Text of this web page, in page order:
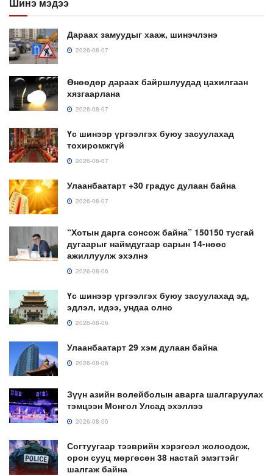
Шинэ мэдээ
Дараах замуудыг хааж, шинэчлэнэ
2026-08-07
Өнөөдөр дараах байршлуудад цахилгаан
хязгаарлана
2026-08-07
Үс шинээр үргээлгэх буюу засуулахад
тохиромжгүй
2026-08-07
Улаанбаатарт +30 градус дулаан байна
2026-08-07
“Хотын дарга сонсож байна” 150150 тусгай
дугаарыг наймдугаар сарын 14-нөөс
ажиллуулж эхэлнэ
2026-08-06
Үс шинээр үргээлгэх буюу засуулахад эд,
эдлэл, идээ, ундаа олно
2026-08-06
Улаанбаатарт 29 хэм дулаан байна
2026-08-06
Зүүн азийн волейболын аварга шалгаруулах
тэмцээн Монгол Улсад эхэллээ
2026-08-05
Согтуугаар тээврийн хэрэгсэл жолоодож,
орон сууц мөргөсөн 38 настай эмэгтэйг
шалгаж байна